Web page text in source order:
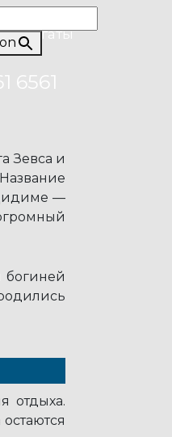
Регаты
6561
Зевса и
Дидиме —
богиней
отдыха.